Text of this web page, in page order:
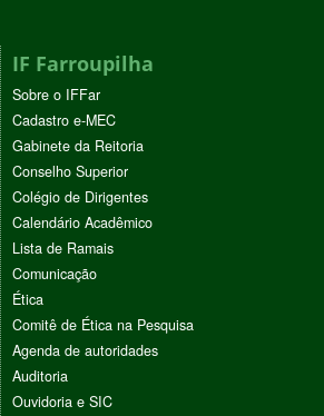
IF Farroupilha
Sobre o IFFar
Cadastro e-MEC
Gabinete da Reitoria
Conselho Superior
Colégio de Dirigentes
Calendário Acadêmico
Lista de Ramais
Comunicação
Ética
Comitê de Ética na Pesquisa
Agenda de autoridades
Auditoria
Ouvidoria e SIC